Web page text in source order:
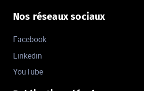
Nos réseaux sociaux
Facebook
Linkedin
YouTube